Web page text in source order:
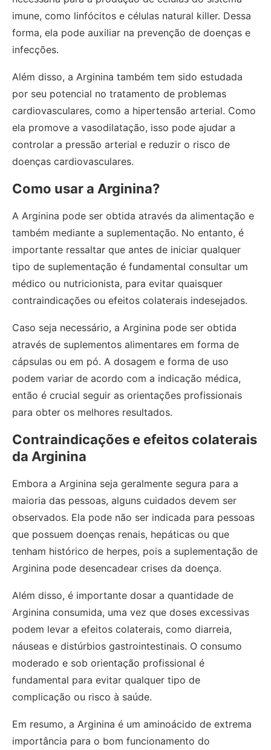
imune, como linfócitos e células natural killer. Dessa
forma, ela pode auxiliar na prevenção de doenças e
infecções.
Além disso, a Arginina também tem sido estudada
por seu potencial no tratamento de problemas
cardiovasculares, como a hipertensão arterial. Como
ela promove a vasodilatação, isso pode ajudar a
controlar a pressão arterial e reduzir o risco de
doenças cardiovasculares.
Como usar a Arginina?
A Arginina pode ser obtida através da alimentação e
também mediante a suplementação. No entanto, é
importante ressaltar que antes de iniciar qualquer
tipo de suplementação é fundamental consultar um
médico ou nutricionista, para evitar quaisquer
contraindicações ou efeitos colaterais indesejados.
Caso seja necessário, a Arginina pode ser obtida
através de suplementos alimentares em forma de
cápsulas ou em pó. A dosagem e forma de uso
podem variar de acordo com a indicação médica,
então é crucial seguir as orientações profissionais
para obter os melhores resultados.
Contraindicações e efeitos colaterais
da Arginina
Embora a Arginina seja geralmente segura para a
maioria das pessoas, alguns cuidados devem ser
observados. Ela pode não ser indicada para pessoas
que possuem doenças renais, hepáticas ou que
tenham histórico de herpes, pois a suplementação de
Arginina pode desencadear crises da doença.
Além disso, é importante dosar a quantidade de
Arginina consumida, uma vez que doses excessivas
podem levar a efeitos colaterais, como diarreia,
náuseas e distúrbios gastrointestinais. O consumo
moderado e sob orientação profissional é
fundamental para evitar qualquer tipo de
complicação ou risco à saúde.
Em resumo, a Arginina é um aminoácido de extrema
importância para o bom funcionamento do